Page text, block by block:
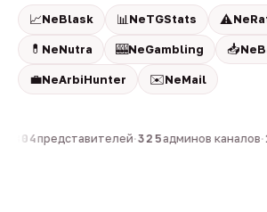
📈NeBlask 📊 NeTGStats ⚠️
💊 NeNutra 🎰NeGambling 📥
💼NeArbiHunter ✉️NeMail
804представителей·325админов каналов·